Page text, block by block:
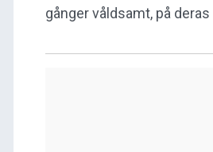
gånger våldsamt, på deras